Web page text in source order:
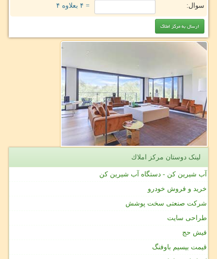
سوال: = ۴ بعلاوه ۴
لینک دوستان مركز املاك
آب شیرین کن - دستگاه آب شیرین کن
خرید و فروش خودرو
شرکت صنعتی سخت پوشش
طراحی سایت
فیش حج
قیمت بیسیم باوفنگ